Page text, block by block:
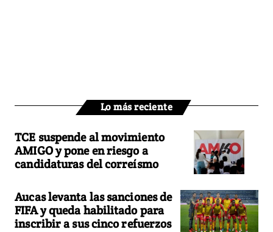
Lo más reciente
TCE suspende al movimiento
AMIGO y pone en riesgo a
candidaturas del correísmo
Aucas levanta las sanciones de
FIFA y queda habilitado para
inscribir a sus cinco refuerzos